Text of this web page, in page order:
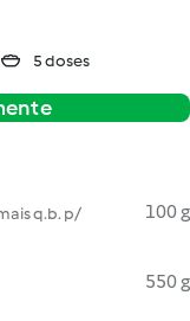
5 doses
q.b. p/
100 g
550 g